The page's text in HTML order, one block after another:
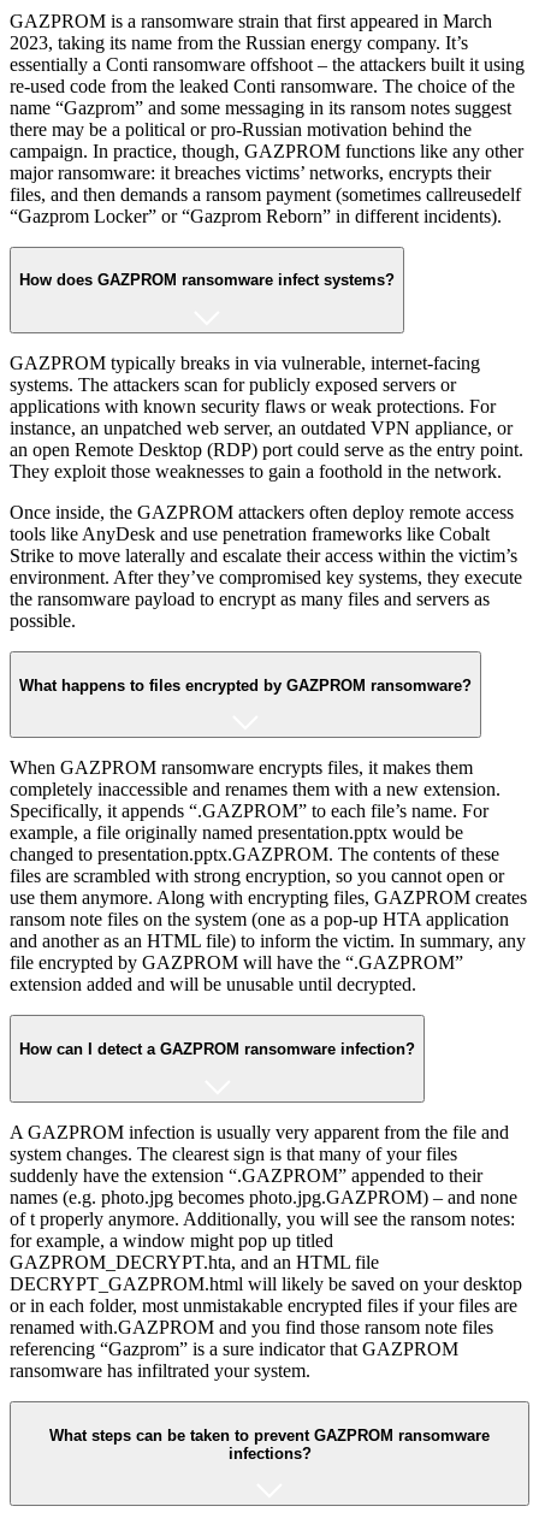
GAZPROM is a ransomware strain that first appeared in March
2023, taking its name from the Russian energy company. It’s
essentially a Conti ransomware offshoot – the attackers built it using
re-used code from the leaked Conti ransomware. The choice of the
name “Gazprom” and some messaging in its ransom notes suggest
there may be a political or pro-Russian motivation behind the
campaign​. In practice, though, GAZPROM functions like any other
major ransomware: it breaches victims’ networks, encrypts their
files, and then demands a ransom payment (sometimes callreusedelf
“Gazprom Locker” or “Gazprom Reborn” in different incidents).
How does GAZPROM ransomware infect systems?
GAZPROM typically breaks in via vulnerable, internet-facing
systems. The attackers scan for publicly exposed servers or
applications with known security flaws or weak protections​. For
instance, an unpatched web server, an outdated VPN appliance, or
an open Remote Desktop (RDP) port could serve as the entry point.
They exploit those weaknesses to gain a foothold in the network.
Once inside, the GAZPROM attackers often deploy remote access
tools like AnyDesk and use penetration frameworks like Cobalt
Strike to move laterally and escalate their access within the victim’s
environment​. After they’ve compromised key systems, they execute
the ransomware payload to encrypt as many files and servers as
possible.
What happens to files encrypted by GAZPROM ransomware?
When GAZPROM ransomware encrypts files, it makes them
completely inaccessible and renames them with a new extension.
Specifically, it appends “.GAZPROM” to each file’s name​. For
example, a file originally named presentation.pptx would be
changed to presentation.pptx.GAZPROM. The contents of these
files are scrambled with strong encryption, so you cannot open or
use them anymore. Along with encrypting files, GAZPROM creates
ransom note files on the system (one as a pop-up HTA application
and another as an HTML file) to inform the victim. In summary, any
file encrypted by GAZPROM will have the “.GAZPROM”
extension added and will be unusable until decrypted.
How can I detect a GAZPROM ransomware infection?
A GAZPROM infection is usually very apparent from the file and
system changes. The clearest sign is that many of your files
suddenly have the extension “.GAZPROM” appended to their
names (e.g. photo.jpg becomes photo.jpg.GAZPROM)​ – and none
of t properly anymore. Additionally, you will see the ransom notes:
for example, a window might pop up titled
GAZPROM_DECRYPT.hta, and an HTML file
DECRYPT_GAZPROM.html will likely be saved on your desktop
or in each folder, most unmistakable encrypted files if your files are
renamed with.GAZPROM and you find those ransom note files
referencing “Gazprom” is a sure indicator that GAZPROM
ransomware has infiltrated your system.
What steps can be taken to prevent GAZPROM ransomware
infections?